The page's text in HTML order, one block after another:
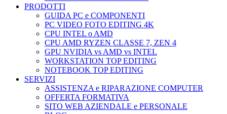
PRODOTTI
GUIDA PC e COMPONENTI
PC VIDEO FOTO EDITING 4K
CPU INTEL o AMD
CPU AMD RYZEN CLASSE 7, ZEN 4
GPU NVIDIA vs AMD vs INTEL
WORKSTATION TOP EDITING
NOTEBOOK TOP EDITING
SERVIZI
ASSISTENZA e RIPARAZIONE COMPUTER
OFFERTA FORMATIVA
SITO WEB AZIENDALE e PERSONALE